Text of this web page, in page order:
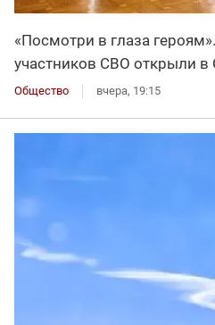
«Посмотри в глаза
участников СВО открыли в
Общество вчера, 19:15